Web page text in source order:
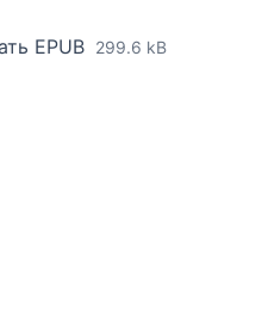
EPUB 299.6 kB